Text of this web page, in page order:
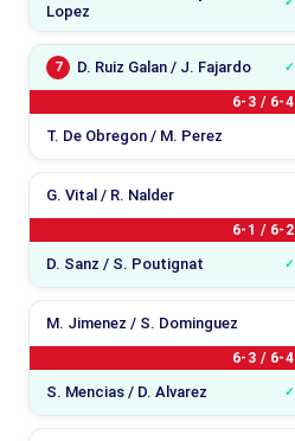
Lopez
7 D. Ruiz Galan / J. Fajardo
6-3 / 6-4
T. De Obregon / M. Perez
G. Vital / R. Nalder
6-1 / 6-2
D. Sanz / S. Poutignat
M. Jimenez / S. Dominguez
6-3 / 6-4
S. Mencias / D. Alvarez